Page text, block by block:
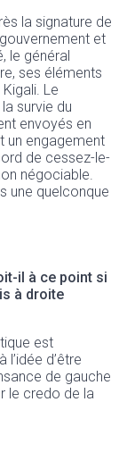
la signature de
et
le général
ses éléments
Le
survie du
envoyés en
un engagement
de cessez-le-
négociable.
une quelconque
il à ce point si
à droite
est
d’être
de gauche
le credo de la